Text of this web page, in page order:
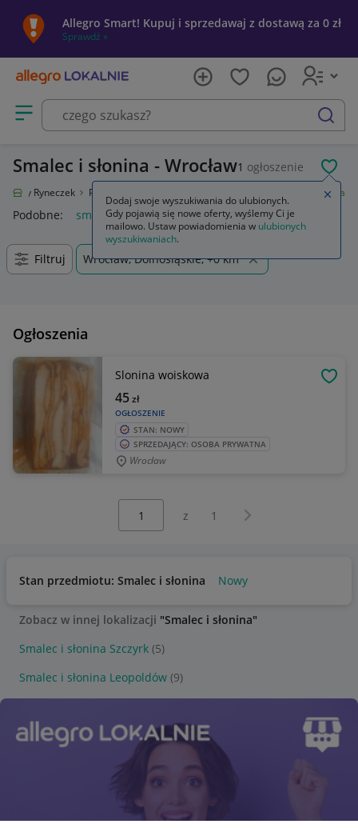
Allegro Smart! Kupuj i sprzedawaj z dostawą za 0 zł
Sprawdź »
Otwórz menu z kategoriami
szukaj
Smalec i słonina - Wrocław1 ogłoszenie
Ryneczek Produkty spożywcze Smalec i słonina
Podobne: smalec i slonina
Filtruj Wrocław, Dolnośląskie, +0 km
Ogłoszenia
Slonina woiskowa
OGŁOSZENIE
45zł
STAN: NOWY
SPRZEDAJĄCY: OSOBA PRYWATNA
Wrocław
z 1 Następna strona
Stan przedmiotu: Smalec i słonina Nowy
Zobacz w innej lokalizacji "Smalec i słonina"
Smalec i słonina Szczyrk (5)
Smalec i słonina Leopoldów (9)
Dodaj swoje wyszukiwania do ulubionych.
Gdy pojawią się nowe oferty, wyślemy Ci je
mailowo. Ustaw powiadomienia w ulubionych
wyszukiwaniach.